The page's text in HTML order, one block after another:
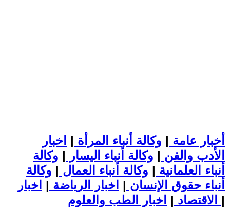
أخبار عامة | وكالة أنباء المرأة | اخبار
الأدب والفن | وكالة أنباء اليسار | وكالة
أنباء العلمانية | وكالة أنباء العمال | وكالة
أنباء حقوق الإنسان | اخبار الرياضة | اخبار
الاقتصاد | |